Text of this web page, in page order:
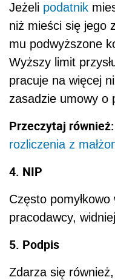
Jeżeli podatnik
niż mieści się jego
mu podwyższone
Wyższy limit
pracuje na więcej
zasadzie umowy o
Przeczytaj również:
rozliczenia z
4. NIP
Często
pracodawcy,
5. Podpis
Zdarza się